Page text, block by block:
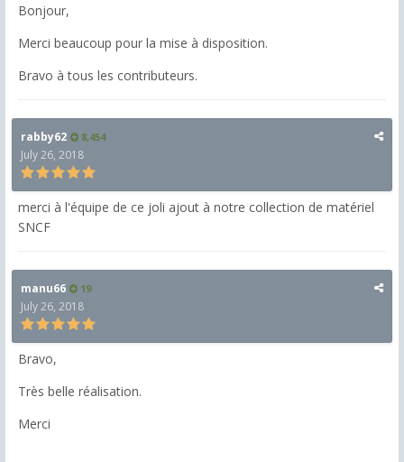
Bonjour,
Merci beaucoup pour la mise à disposition.
Bravo à tous les contributeurs.
rabby62 8,454
July 26, 2018
merci à l'équipe de ce joli ajout à notre collection de matériel
SNCF
manu66 19
July 26, 2018
Bravo,
Très belle réalisation.
Merci